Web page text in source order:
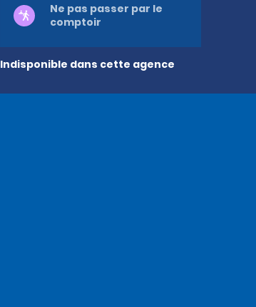
Indisponible dans cette agence
Ne pas passer par le
comptoir